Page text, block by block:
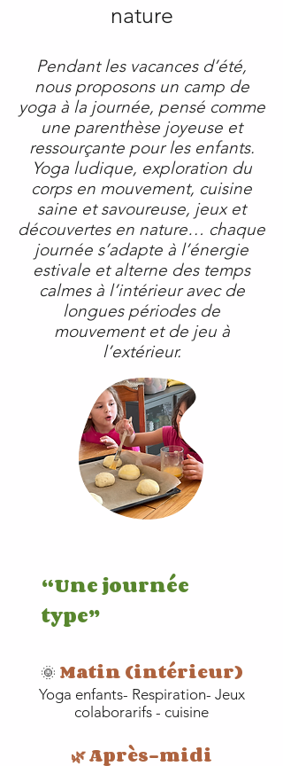
nature
Pendant les vacances d’été,
nous proposons un camp de
yoga à la journée, pensé comme
une parenthèse joyeuse et
ressourçante pour les enfants.
Yoga ludique, exploration du
corps en mouvement, cuisine
saine et savoureuse, jeux et
découvertes en nature… chaque
journée s’adapte à l’énergie
estivale et alterne des temps
calmes à l’intérieur avec de
longues périodes de
mouvement et de jeu à
l’extérieur.
“Une journée
type”
🌞 Matin (intérieur)
Yoga enfants- Respiration- Jeux
colaborarifs - cuisine
🌿 Après-midi